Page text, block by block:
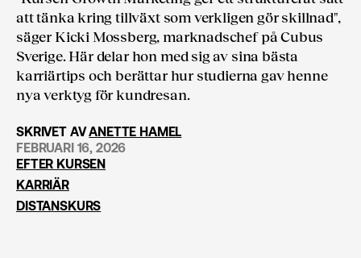
att tänka kring tillväxt som verkligen gör skillnad",
säger Kicki Mossberg, marknadschef på Cubus
Sverige. Här delar hon med sig av sina bästa
karriärtips och berättar hur studierna gav henne
nya verktyg för kundresan.
SKRIVET AVANETTE HAMEL
FEBRUARI 16, 2026
EFTER KURSEN
KARRIÄR
DISTANSKURS